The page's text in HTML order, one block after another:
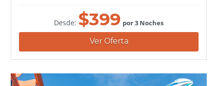
Desde: $399 por 3 Noches
Ver Oferta